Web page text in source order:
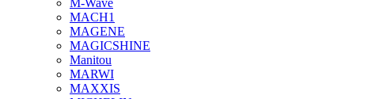
M-Wave
MACH1
MAGENE
MAGICSHINE
Manitou
MARWI
MAXXIS